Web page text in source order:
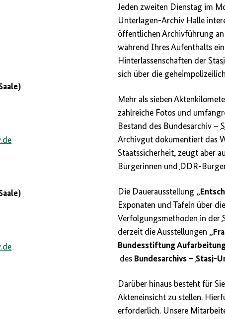
Jeden zweiten Dienstag im
Unterlagen-Archiv Halle
öffentlichen Archivführung
während Ihres Aufenthalts
Hinterlassenschaften der Stasi
sich über die
Mehr als sieben
zahlreiche Fotos und
Bestand des Bundesarchiv –
Archivgut doku­mentiert das
Staatssicherheit, zeugt aber
Bürgerinnen und DDR-
Die Dauerausstellung
Exponaten und Tafeln über
Verfolgungsmethoden in der
derzeit die Ausstellungen
Bundesstiftung
des Bundesarchivs – Stasi-
Darüber hinaus besteht für
Akteneinsicht zu stellen.
erforderlich. Unsere